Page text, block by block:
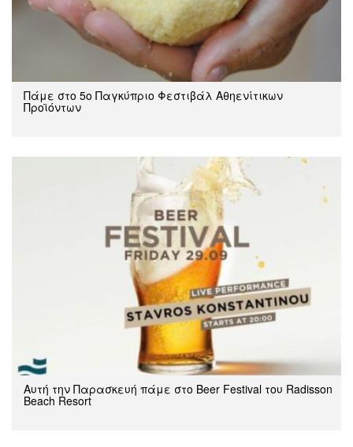
Πάμε στο 5ο Παγκύπριο Φεστιβάλ Αθηενίτικων
Προϊόντων
Αυτή την Παρασκευή πάμε στο Beer Festival του Radisson
Beach Resort